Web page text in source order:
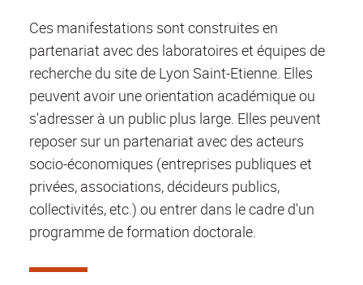
Ces manifestations sont construites en
partenariat avec des laboratoires et équipes de
recherche du site de Lyon Saint-Etienne. Elles
peuvent avoir une orientation académique ou
s'adresser à un public plus large. Elles peuvent
reposer sur un partenariat avec des acteurs
socio-économiques (entreprises publiques et
privées, associations, décideurs publics,
collectivités, etc.) ou entrer dans le cadre d'un
programme de formation doctorale.